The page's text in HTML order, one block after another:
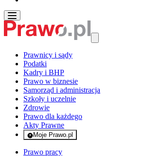
Prawnicy i sądy
Podatki
Kadry i BHP
Prawo w biznesie
Samorząd i administracja
Szkoły i uczelnie
Zdrowie
Prawo dla każdego
Akty Prawne
Moje Prawo.pl
- rejestracja i logowanie do serwisu
Prawo pracy